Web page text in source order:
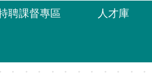
聘課督專區 人才庫